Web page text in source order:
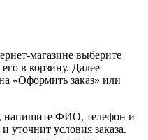
магазине выберите
в корзину. Далее
«Оформить заказ» или
напишите ФИО, телефон и
уточнит условия заказа.